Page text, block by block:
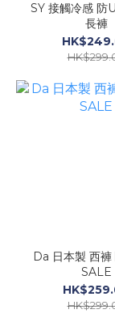
SY 接觸冷感 防
長褲
Da 日本製 西
SALE